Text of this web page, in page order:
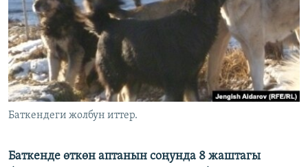
АЗАТТЫК+
ЫҢГАЙСЫЗ СУРООЛОР
ЭЕ/АРнун бардык сайттары
Баткендеги жолбун иттер.
Баткенде өткөн аптанын соңунда 8 жаштагы